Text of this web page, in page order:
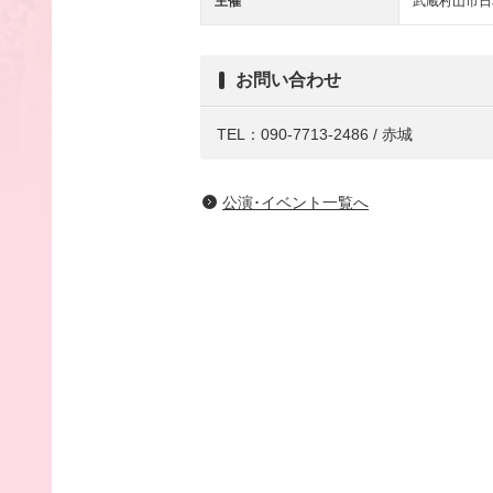
お問い合わせ
TEL：090-7713-2486 / 赤城
公演･イベント一覧へ